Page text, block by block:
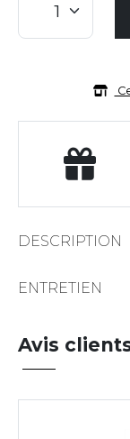
DESCRIPTION
ENTRETIEN
Avis